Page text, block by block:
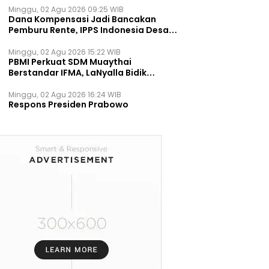
Minggu, 02 Agu 2026 09:25 WIB
Dana Kompensasi Jadi Bancakan
Pemburu Rente, IPPS Indonesia Desak
Permanen
Minggu, 02 Agu 2026 15:22 WIB
PBMI Perkuat SDM Muaythai
Berstandar IFMA, LaNyalla Bidik
Minggu, 02 Agu 2026 16:24 WIB
Respons Presiden Prabowo